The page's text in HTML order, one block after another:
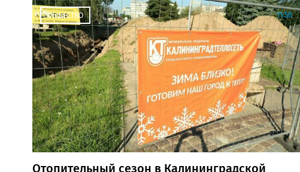
ОБЩЕСТВО 11:58
Отопительный сезон в Калининградской